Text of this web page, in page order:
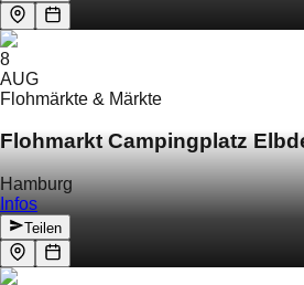
8
AUG
Flohmärkte & Märkte
Flohmarkt Campingplatz
Hamburg
Infos
Teilen